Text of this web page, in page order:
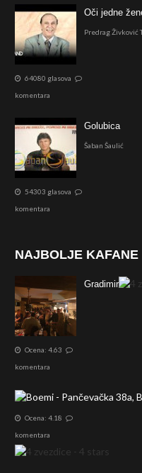
Oči jedne
Predrag Živković
64080 glasova
komentara
Golubica
Šaban Šaulić
54303 glasova
komentara
NAJBOLJE KAFANE
Gradimir
Ocena: 4.63
komentara
Ocena: 4.18
komentara